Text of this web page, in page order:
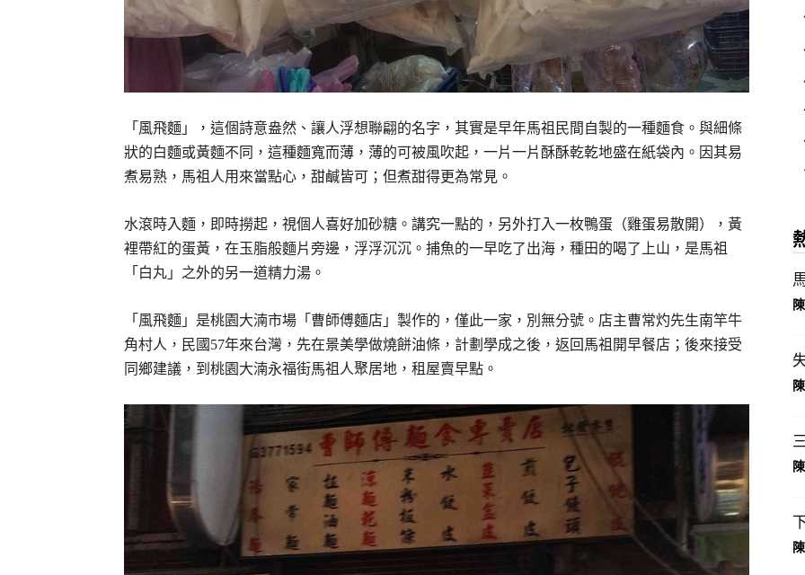
「風飛麵」，這個詩意盎然、讓人浮想聯翩的名字，其實是早年馬祖民間自製的一種麵食。與細條
狀的白麵或黃麵不同，這種麵寬而薄，薄的可被風吹起，一片一片酥酥乾乾地盛在紙袋內。因其易
煮易熟，馬祖人用來當點心，甜鹹皆可；但煮甜得更為常見。
水滾時入麵，即時撈起，視個人喜好加砂糖。講究一點的，另外打入一枚鴨蛋（雞蛋易散開），黃
裡帶紅的蛋黃，在玉脂般麵片旁邊，浮浮沉沉。捕魚的一早吃了出海，種田的喝了上山，是馬祖
「白丸」之外的另一道精力湯。
「風飛麵」是桃園大湳市場「曹師傅麵店」製作的，僅此一家，別無分號。店主曹常灼先生南竿牛
角村人，民國57年來台灣，先在景美學做燒餅油條，計劃學成之後，返回馬祖開早餐店；後來接受
同鄉建議，到桃園大湳永福街馬祖人聚居地，租屋賣早點。